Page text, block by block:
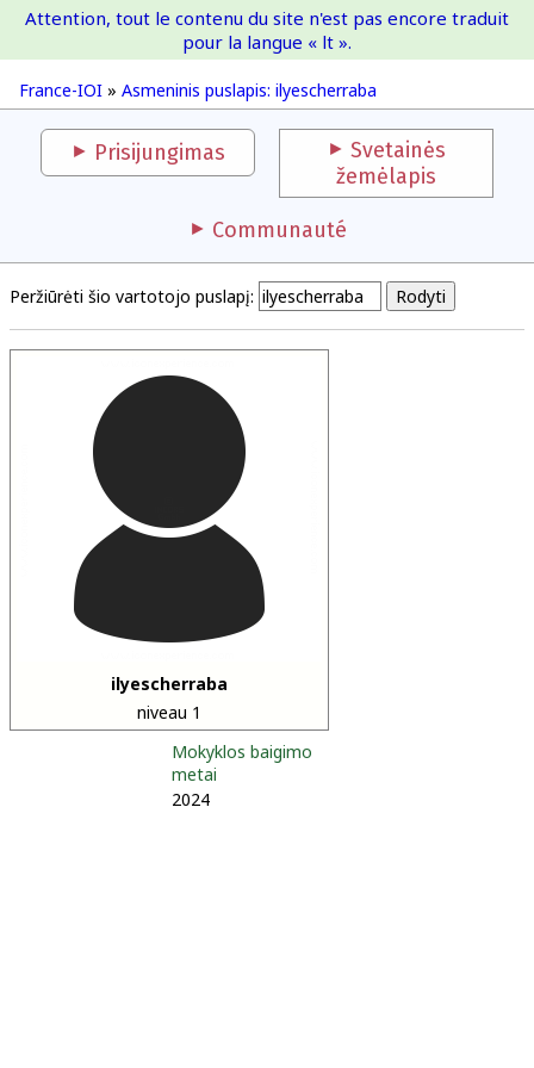
France-IOI
France-IOI » Asmeninis puslapis: ilyescherraba
Attention, tout le contenu du site n'est pas encore traduit
pour la langue « lt ».
Prisijungimas
Svetainės
žemėlapis
Communauté
Peržiūrėti šio vartotojo puslapį:
ilyescherraba
niveau 1
Mokyklos baigimo
metai
2024